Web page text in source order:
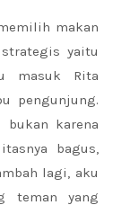
makan
yaitu
masuk Rita
pengunjung.
bukan karena
bagus,
lagi, aku
teman yang